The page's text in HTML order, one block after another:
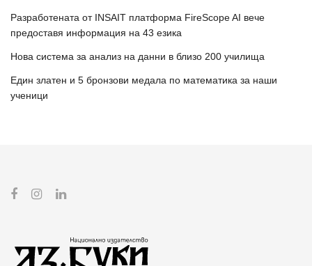
Разработената от INSAIT платформа FireScope AI вече
предоставя информация на 43 езика
Нова система за анализ на данни в близо 200 училища
Един златен и 5 бронзови медала по математика за наши
ученици